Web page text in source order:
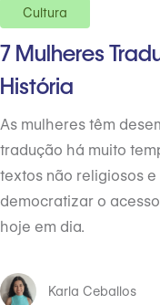
Cultura
7 Mulheres
História
As mulheres têm
tradução há muito
textos não religiosos
democratizar o
hoje em dia.
Karla Ceballos